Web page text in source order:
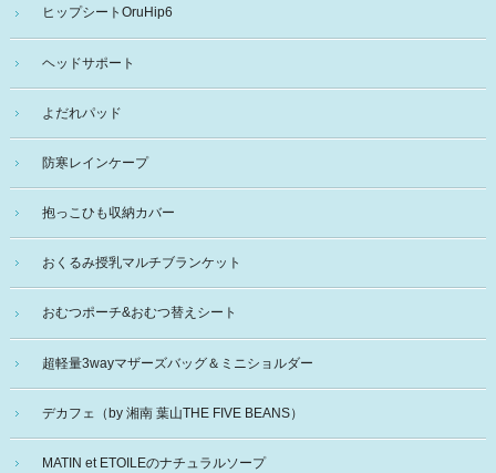
ヒップシートOruHip6
ヘッドサポート
よだれパッド
防寒レインケープ
抱っこひも収納カバー
おくるみ授乳マルチブランケット
おむつポーチ&おむつ替えシート
超軽量3wayマザーズバッグ＆ミニショルダー
デカフェ（by 湘南 葉山THE FIVE BEANS）
MATIN et ETOILEのナチュラルソープ